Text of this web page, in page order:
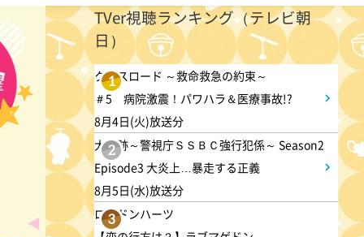
TVer視聴ランキング（テレビ朝
日）
1
クロスロード ～救命救急の約束～
＃5 病院激震！パワハラ＆医療事故!?
8月4日(火)放送分
2
大追跡～警視庁ＳＳＢＣ強行犯係～ Season2
Episode3 大炎上…暴走する正義
8月5日(水)放送分
3
ロンドンハーツ
有働由美子の健康案内人! 夏
こそ気をつけたい腰痛!ぎっく
り腰の予防&対策
午前 10:10
じゅん散歩
午前 10:40